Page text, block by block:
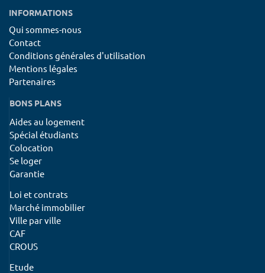
INFORMATIONS
Qui sommes-nous
Contact
Conditions générales d'utilisation
Mentions légales
Partenaires
BONS PLANS
Aides au logement
Spécial étudiants
Colocation
Se loger
Garantie
Loi et contrats
Marché immobilier
Ville par ville
CAF
CROUS
Etude